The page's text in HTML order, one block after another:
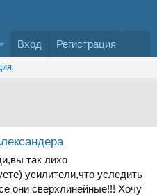
Вход Регистрация
так лихо
усилители,что уследить
они сверхлинейные!!! Хочу